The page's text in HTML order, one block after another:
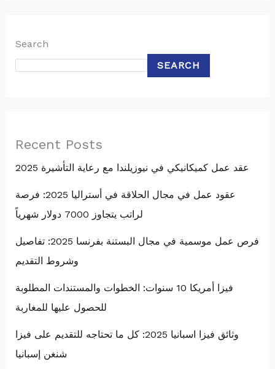
Search
SEARCH
Recent Posts
عقد عمل كميكانيكي في نيوزيلندا مع رعاية التأشيرة 2025
عقود عمل في مجال الحلاقة في أستراليا 2025: فرصة
لراتب يتجاوز 7000 دولار شهرياً
فرص عمل موسمية في مجال البستنة بفرنسا 2025: تفاصيل
وشروط التقديم
فيزا أمريكا 10 سنوات: الخطوات والمستندات المطلوبة
للحصول عليها للمغاربة
وثائق فيزا اسبانيا 2025: كل ما تحتاجه للتقديم على فيزا
شنغن إسبانيا